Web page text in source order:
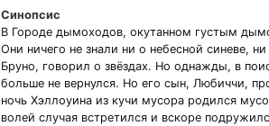
Синопсис
В Городе дымоходов, окутанном густым
Они ничего не знали ни о небесной синеве,
Бруно, говорил о звёздах. Но однажды, в
больше не вернулся. Но его сын, Любиччи,
ночь Хэллоуина из кучи мусора родился
волей случая встретился и вскоре